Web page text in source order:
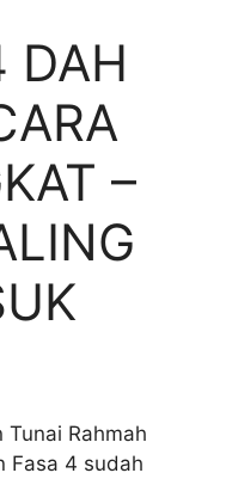
DAH
–
Tunai Rahmah
Fasa 4 sudah